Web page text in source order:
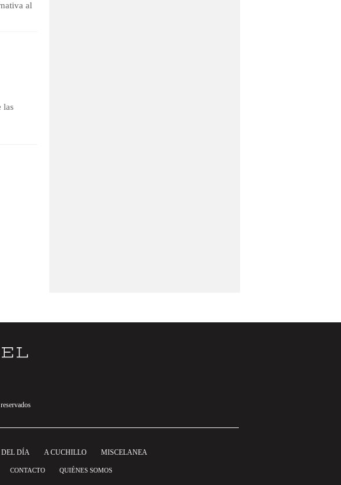
al
las
DÍA A CUCHILLO MISCELANEA
CONTACTO QUIÉNES SOMOS